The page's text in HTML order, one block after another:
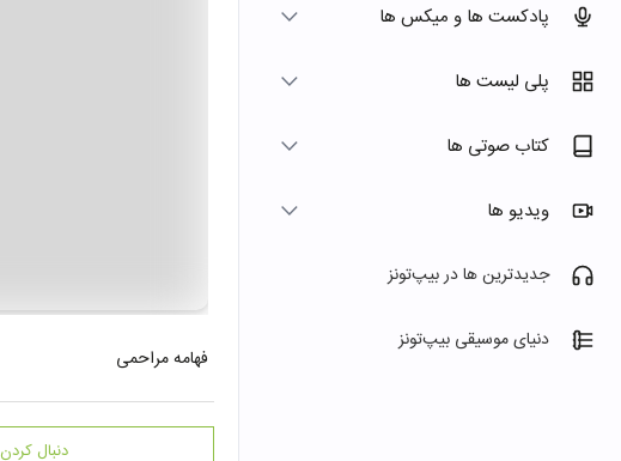
پادکست ها و میکس ها
پلی لیست ها
کتاب صوتی ها
ویدیو ها
جدیدترین ها در بیپ‌تونز
دنیای موسیقی بیپ‌تونز
فهامه مراحمی
دنبال کردن